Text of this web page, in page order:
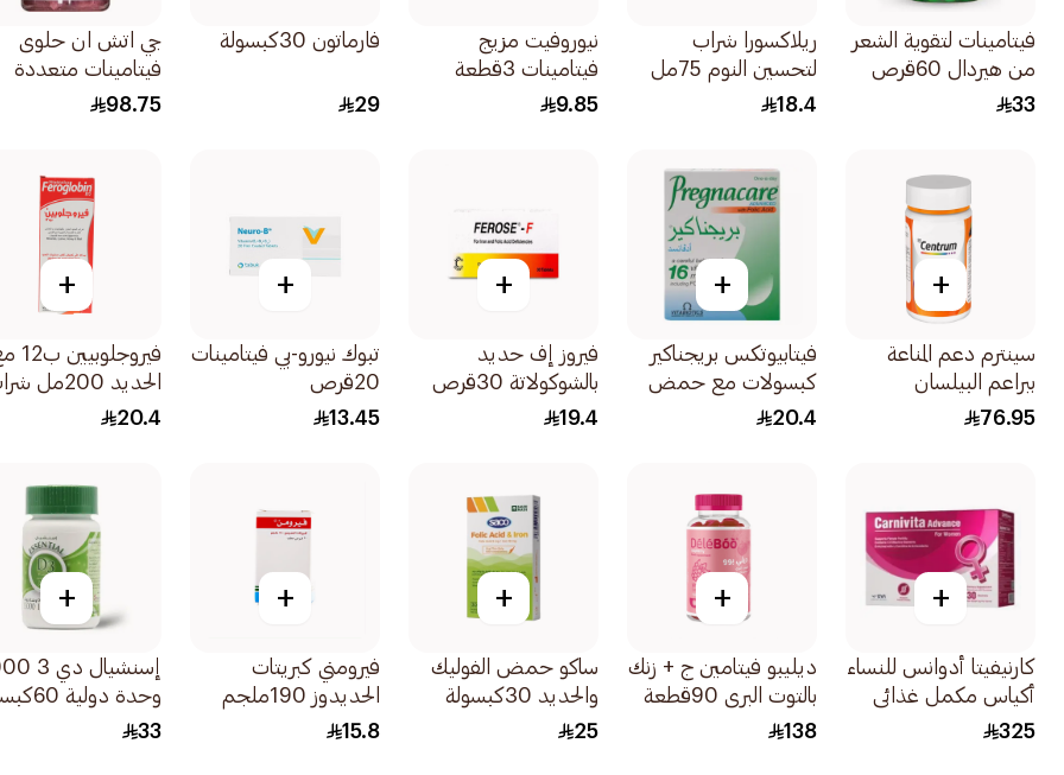
فيتامينات لتقوية الشعر
من هيردال 60قرص
33
ريلاكسورا شراب
لتحسين النوم 75مل
18.4
نيوروفيت مزيج
فيتامينات 3قطعة
9.85
فارماتون 30كبسولة
29
جي اتش ان حلوى
فيتامينات متعددة
بالعنب والحديد العالي
98.75
+
سينترم دعم المناعة
ببراعم البيلسان
60كبسولة
76.95
+
فيتابيوتكس بريجناكير
كبسولات مع حمض
الفوليك 30كبسولة
20.4
+
فيروز إف حديد
بالشوكولاتة 30قرص
19.4
+
تبوك نيورو-بي فيتامينات
20قرص
13.45
+
الحديد 200مل
200مل
20.4
+
كارنيفيتا أدوانس للنساء
أكياس مكمل غذائي
30كيس
325
+
ديليبو فيتامين ج + زنك
بالتوت البري 90قطعة
138
+
ساكو حمض الفوليك
والحديد 30كبسولة
25
+
فيرومني كبريتات
الحديدوز 190ملجم
30قطعة
15.8
+
إسنشيال
وحدة دولية 60كبسولة
33